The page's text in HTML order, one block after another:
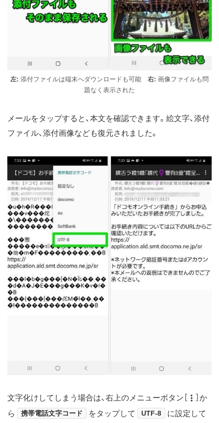
左: 添付ファイルは端末へダウンロードも可能 右: 画像ファイルも問
題なく表示された
メールをタップすると、本文を確認できます。絵文字、添付
ファイル、添付画像なども復元されました。
文字化けしてしまう場合は、右上のメニューボタン［
］か
ら
携帯電話文字コード をタップして UTF-8
に設定して